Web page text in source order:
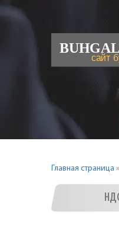
Главная страница »